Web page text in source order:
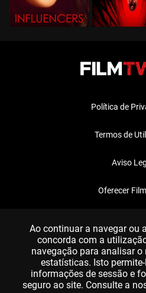
Política de
Termos de
Aviso
Oferecer
Ao continuar a navegar ou
concorda com a
navegação para analisar o
estatísticas. Isto
informações de sessão e
seguro ao site. Consulte a